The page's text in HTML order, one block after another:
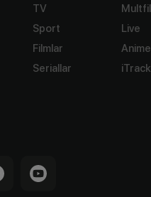
TV
Sport
Filmlar
Seriallar
Live
Anime